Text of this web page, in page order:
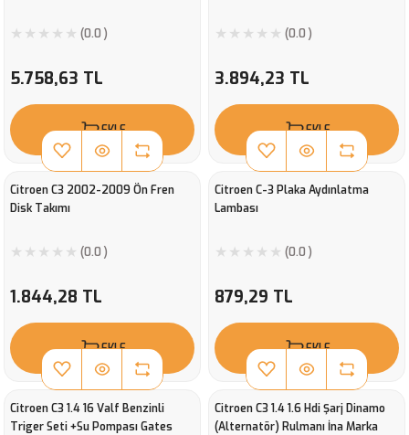
(0.0 )
5.758,63 TL
EKLE
(0.0 )
3.894,23 TL
EKLE
Citroen C3 2002-2009 Ön Fren
Disk Takımı
(0.0 )
1.844,28 TL
EKLE
Citroen C-3 Plaka Aydınlatma
Lambası
(0.0 )
879,29 TL
EKLE
Citroen C3 1.4 16 Valf Benzinli
Triger Seti +Su Pompası Gates
Citroen C3 1.4 1.6 Hdi Şarj Dinamo
(Alternatör) Rulmanı İna Marka